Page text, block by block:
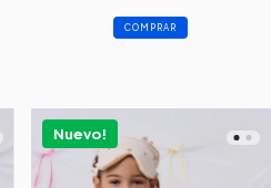
COMPRAR
Nuevo!